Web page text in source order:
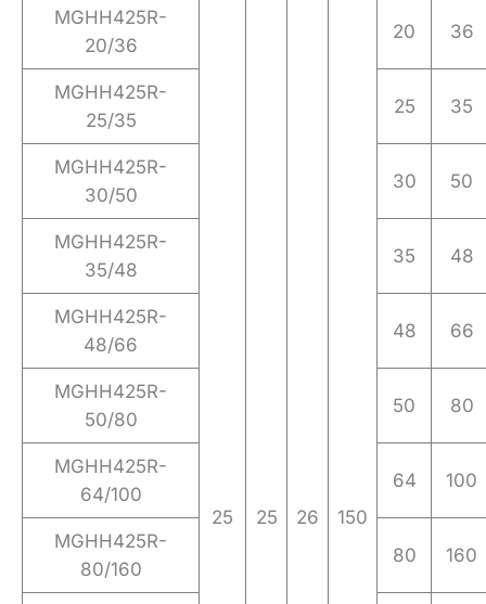
MGHH425R-
20/36
25 25 26 150
20 36
MGHH425R-
25/35
25 35
MGHH425R-
30/50
30 50
MGHH425R-
35/48
35 48
MGHH425R-
48/66
48 66
MGHH425R-
50/80
50 80
MGHH425R-
64/100
64 100
MGHH425R-
80/160
80 160